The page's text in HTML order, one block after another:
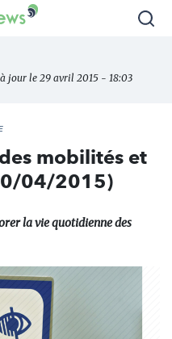
jour le 29 avril 2015 - 18:03
mobilités et
04/2015)
la vie quotidienne des